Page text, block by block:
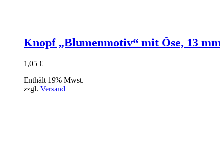
Knopf „Blumenmotiv“ mit Öse, 13
1,05 €
Enthält 19% Mwst.
zzgl. Versand